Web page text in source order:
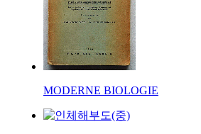
MODERNE BIOLOGIE